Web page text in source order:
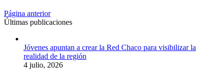
Página anterior
Últimas publicaciones
Jóvenes apuntan a crear la Red Chaco para visibilizar la
realidad de la región
4 julio, 2026